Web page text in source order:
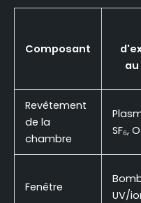
Composant
Revêtement
de la
chambre
SF₆,
Fenêtre
UV/